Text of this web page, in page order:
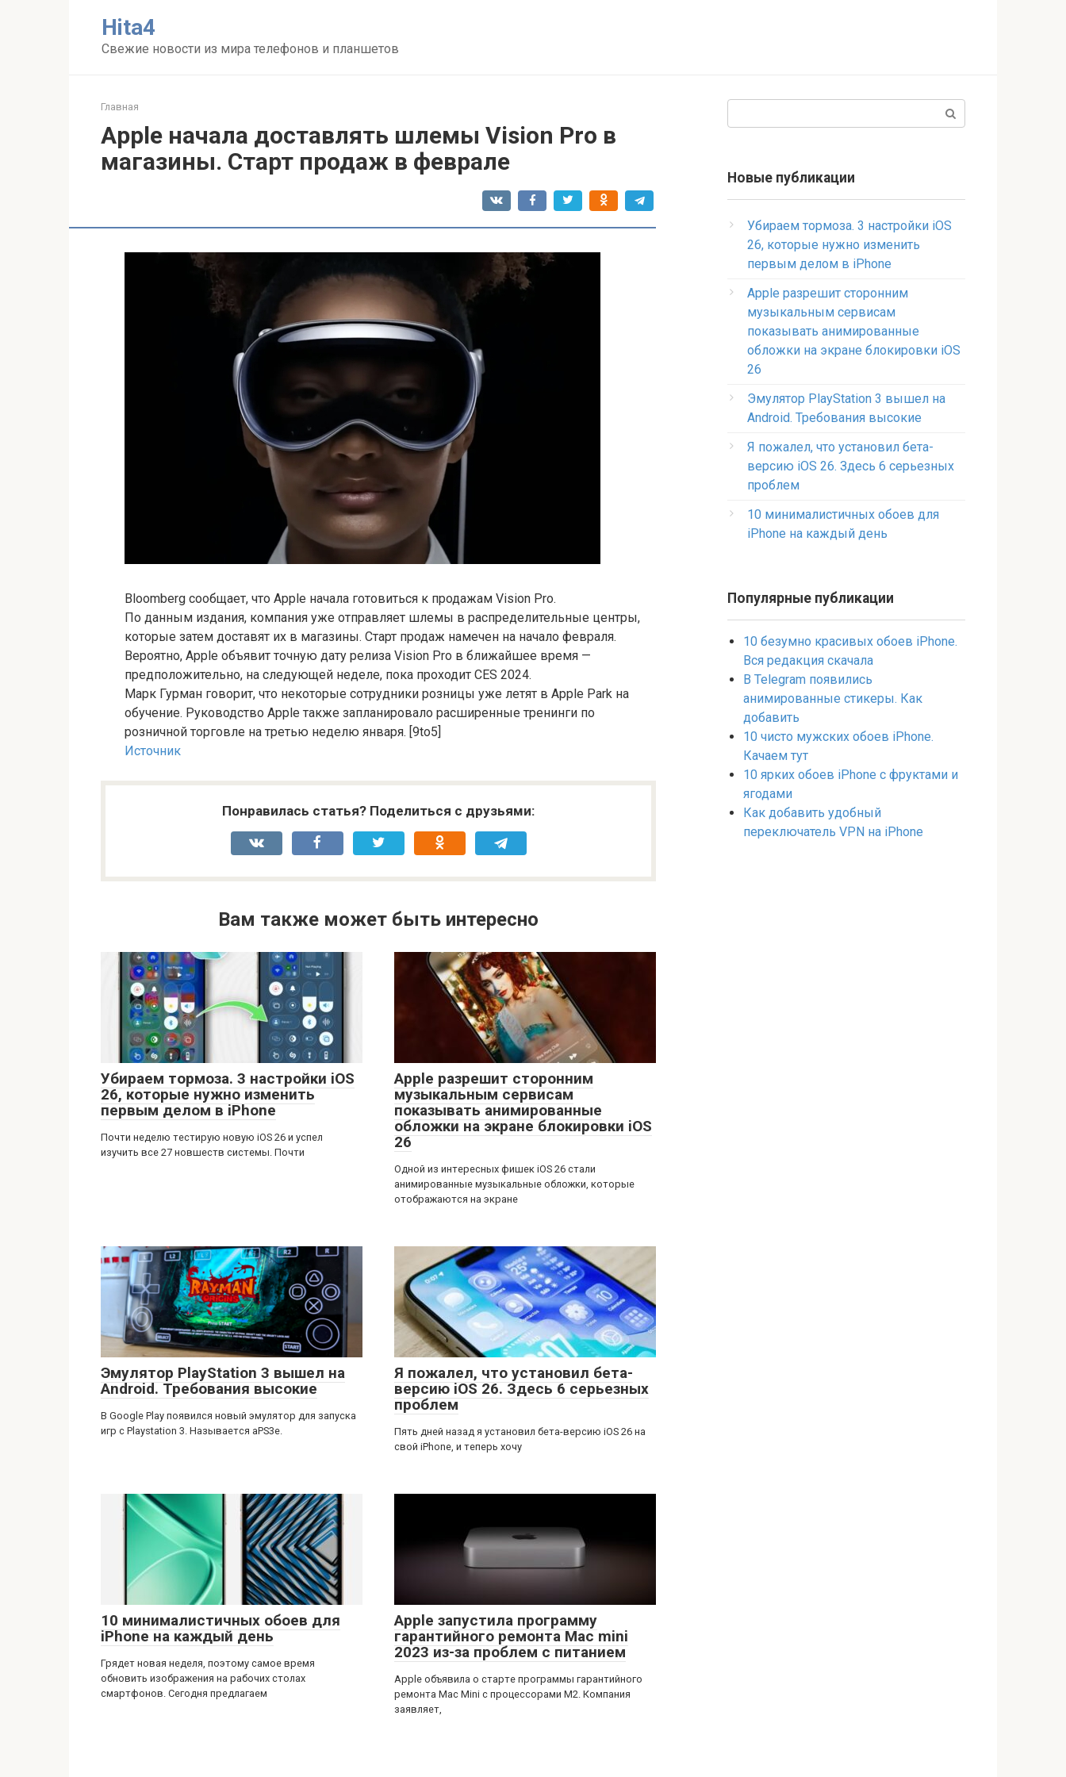
Нita4
Свежие новости из мира телефонов и планшетов
Главная
Apple начала доставлять шлемы Vision Pro в
магазины. Старт продаж в феврале
Bloomberg сообщает, что Apple начала готовиться к продажам Vision Pro.
По данным издания, компания уже отправляет шлемы в распределительные центры,
которые затем доставят их в магазины. Старт продаж намечен на начало февраля.
Вероятно, Apple объявит точную дату релиза Vision Pro в ближайшее время —
предположительно, на следующей неделе, пока проходит CES 2024.
Марк Гурман говорит, что некоторые сотрудники розницы уже летят в Apple Park на
обучение. Руководство Apple также запланировало расширенные тренинги по
розничной торговле на третью неделю января. [9to5]
Источник
Понравилась статья? Поделиться с друзьями:
Вам также может быть интересно
Убираем тормоза. 3 настройки iOS
26, которые нужно изменить
первым делом в iPhone
Почти неделю тестирую новую iOS 26 и успел
изучить все 27 новшеств системы. Почти
Apple разрешит сторонним
музыкальным сервисам
показывать анимированные
обложки на экране блокировки iOS
26
Одной из интересных фишек iOS 26 стали
анимированные музыкальные обложки, которые
отображаются на экране
Эмулятор PlayStation 3 вышел на
Android. Требования высокие
В Google Play появился новый эмулятор для запуска
игр с Playstation 3. Называется aPS3e.
Я пожалел, что установил бета-
версию iOS 26. Здесь 6 серьезных
проблем
Пять дней назад я установил бета-версию iOS 26 на
свой iPhone, и теперь хочу
10 минималистичных обоев для
iPhone на каждый день
Грядет новая неделя, поэтому самое время
обновить изображения на рабочих столах
смартфонов. Сегодня предлагаем
Apple запустила программу
гарантийного ремонта Mac mini
2023 из-за проблем с питанием
Apple объявила о старте программы гарантийного
ремонта Mac Mini с процессорами M2. Компания
заявляет,
Новые публикации
Убираем тормоза. 3 настройки iOS
26, которые нужно изменить
первым делом в iPhone
Apple разрешит сторонним
музыкальным сервисам
показывать анимированные
обложки на экране блокировки iOS
26
Эмулятор PlayStation 3 вышел на
Android. Требования высокие
Я пожалел, что установил бета-
версию iOS 26. Здесь 6 серьезных
проблем
10 минималистичных обоев для
iPhone на каждый день
Популярные публикации
10 безумно красивых обоев iPhone.
Вся редакция скачала
В Telegram появились
анимированные стикеры. Как
добавить
10 чисто мужских обоев iPhone.
Качаем тут
10 ярких обоев iPhone с фруктами и
ягодами
Как добавить удобный
переключатель VPN на iPhone